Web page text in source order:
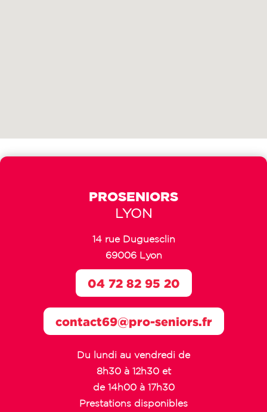
PROSENIORS
LYON
14 rue Duguesclin
69006 Lyon
Du lundi au vendredi de
8h30 à 12h30 et
de 14h00 à 17h30
Prestations disponibles
contact69@pro-seniors.fr
04 72 82 95 20